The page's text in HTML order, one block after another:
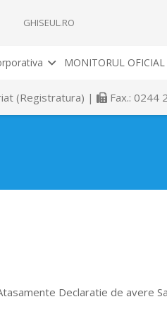
GHISEUL.RO
MONITORUL
(Registratura) | Fax.: 0244
Declaratie de avere